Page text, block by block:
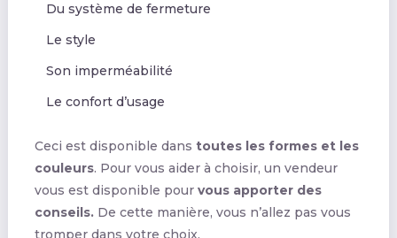
Du système de fermeture
Le style
Son imperméabilité
Le confort d’usage
Ceci est disponible dans toutes les formes et les
couleurs. Pour vous aider à choisir, un vendeur
vous est disponible pour vous apporter des
conseils.De cette manière, vous n’allez pas vous
tromper dans votre choix.